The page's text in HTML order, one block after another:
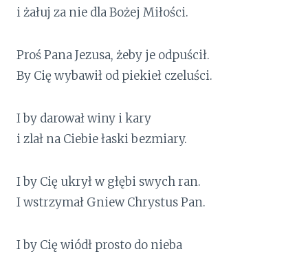
i żałuj za nie dla Bożej Miłości.
Proś Pana Jezusa, żeby je odpuścił.
By Cię wybawił od piekieł czeluści.
I by darował winy i kary
i zlał na Ciebie łaski bezmiary.
I by Cię ukrył w głębi swych ran.
I wstrzymał Gniew Chrystus Pan.
I by Cię wiódł prosto do nieba